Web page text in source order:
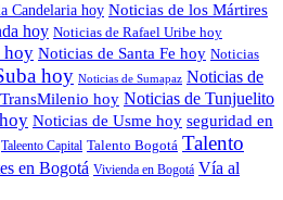
Candelaria hoy Noticias de los Mártires
hoy Noticias de Rafael Uribe hoy
hoy Noticias de Santa Fe hoy Noticias
hoy Noticias de Sumapaz Noticias de
hoy Noticias de Tunjuelito
Noticias de Usme hoy seguridad en
Taleento Capital Talento Bogotá Talento
en Bogotá Vivienda en Bogotá Vía al